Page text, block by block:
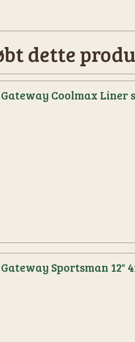
dette
Gateway Coolmax Liner
Gateway Sportsman 12"